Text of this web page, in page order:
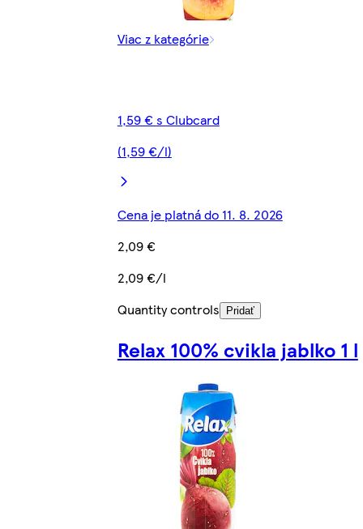
Viac z kategórie
1,59 € s Clubcard
(1,59 €/l)
Cena je platná do 11. 8. 2026
2,09 €
2,09 €/l
Quantity controls
Pridať
Relax 100% cvikla jablko 1 l